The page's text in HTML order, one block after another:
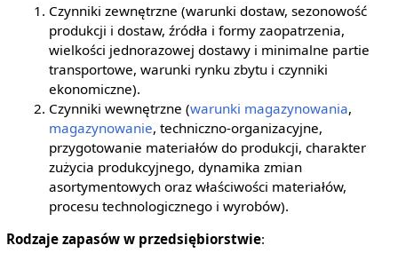
Czynniki zewnętrzne (warunki dostaw, sezonowość
produkcji i dostaw, źródła i formy zaopatrzenia,
wielkości jednorazowej dostawy i minimalne partie
transportowe, warunki rynku zbytu i czynniki
ekonomiczne).
Czynniki wewnętrzne (warunki magazynowania,
magazynowanie, techniczno-organizacyjne,
przygotowanie materiałów do produkcji, charakter
zużycia produkcyjnego, dynamika zmian
asortymentowych oraz właściwości materiałów,
procesu technologicznego i wyrobów).
Rodzaje zapasów w przedsiębiorstwie: